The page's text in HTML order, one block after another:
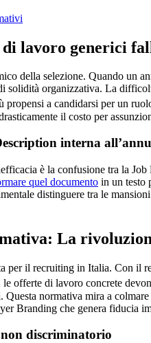
lavoro generici
della selezione. Quando un
solidità organizzativa. La
propensi a candidarsi per un
il costo per
interna
è la confusione tra la
quel documento in un testo
distinguere tra le
La
per il recruiting in Italia. Con il
le offerte di lavoro concrete
normativa mira a
Branding che genera fiducia
discriminatorio